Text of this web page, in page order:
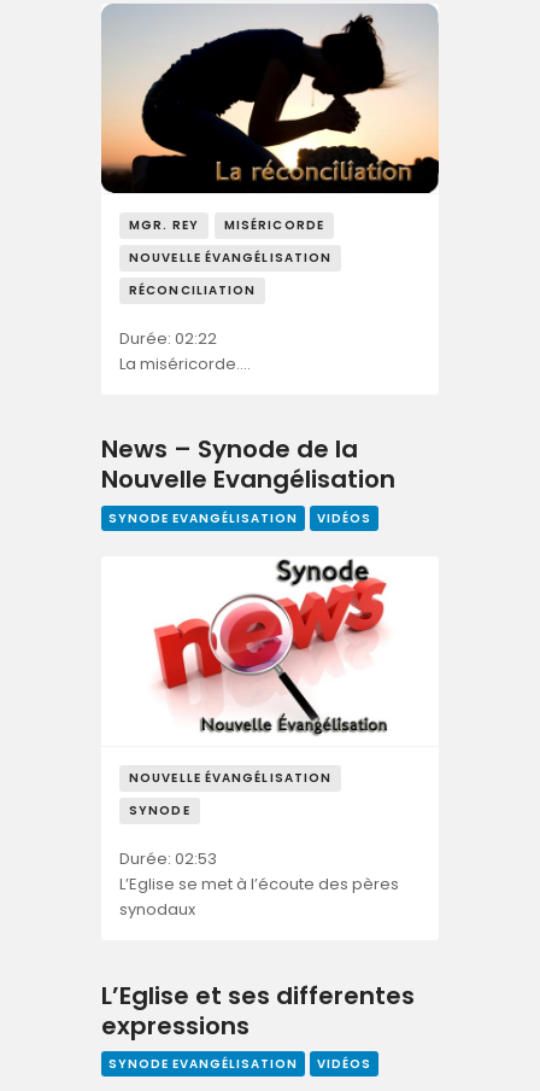
MGR. REY
MISÉRICORDE
NOUVELLE ÉVANGÉLISATION
RÉCONCILIATION
Durée: 02:22
La miséricorde….
News – Synode de la
Nouvelle Evangélisation
SYNODE EVANGÉLISATION VIDÉOS
NOUVELLE ÉVANGÉLISATION
SYNODE
Durée: 02:53
L’Eglise se met à l’écoute des pères
synodaux
L’Eglise et ses differentes
expressions
SYNODE EVANGÉLISATION VIDÉOS